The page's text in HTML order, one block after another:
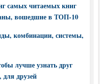
самых читаемых книг
вошедшие в ТОП-10
комбинации, системы,
лучше узнать друг
для друзей